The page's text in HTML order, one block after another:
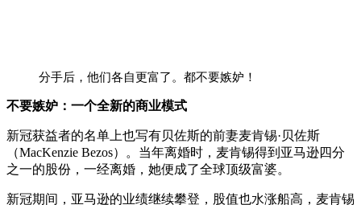
分手后，他们各自更富了。都不要嫉妒！
不要嫉妒：一个全新的商业模式
新冠获益者的名单上也写有贝佐斯的前妻麦肯锡·贝佐斯
（MacKenzie Bezos）。当年离婚时，麦肯锡得到亚马逊四分
之一的股份，一经离婚，她便成了全球顶级富婆。
新冠期间，亚马逊的业绩继续攀登，股值也水涨船高，麦肯锡